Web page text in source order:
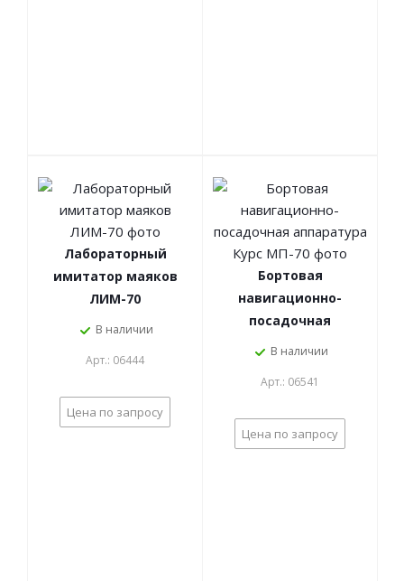
Лабораторный
имитатор маяков
ЛИМ-70
В наличии
Арт.: 06444
Цена по запросу
Бортовая
навигационно-
посадочная
аппаратура Курс
В наличии
Арт.: 06541
Цена по запросу